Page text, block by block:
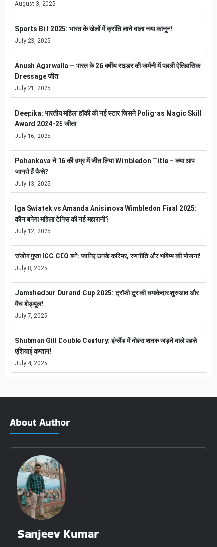
August 3, 2025
Sports Bill 2025: भारत के खेलों में क्रांति लाने वाला नया कानून!
July 23, 2025
Anush Agarwalla – भारत के 26 वर्षीय राइडर की जर्मनी में पहली ऐतिहासिक
Dressage जीत
July 21, 2025
Deepika: भारतीय महिला हॉकी की नई स्टार जिसने Poligras Magic Skill
Award 2024-25 जीता!
July 16, 2025
Pohankova ने 16 की उम्र में जीत लिया Wimbledon Title – क्या आप
जानते हैं कैसे?
July 13, 2025
Iga Swiatek vs Amanda Anisimova Wimbledon Final 2025:
कौन बनेगा महिला टेनिस की नई महारानी?
July 12, 2025
संजोग गुप्ता ICC CEO बने: जानिए उनके करियर, रणनीति और भविष्य की योजना!
July 8, 2025
Jamshedpur Durand Cup 2025: ट्रॉफी टूर की धमाकेदार शुरुआत और
मैच शेड्यूल!
July 7, 2025
Shubman Gill Double Century: इंग्लैंड में दोहरा शतक जड़ने वाले पहले
एशियाई कप्तान!
July 4, 2025
About Author
Sanjeev Kumar